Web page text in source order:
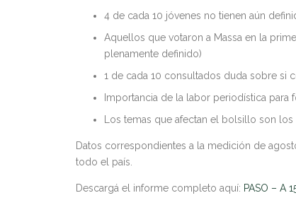
4 de cada 10 jóvenes no tienen aún
Aquellos que votaron a Massa en la
plenamente definido)
1 de cada 10 consultados duda sobre si
Importancia de la labor periodística para
Los temas que afectan el bolsillo son
Datos correspondientes a la medición de
todo el país.
Descargá el informe completo aquí: PASO – A